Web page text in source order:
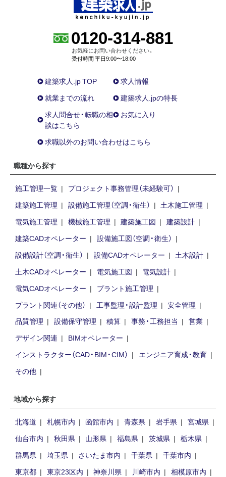
0120-314-881
お気軽にお問い合わせください。
受付時間 平日9:00〜18:00
建築求人.jp TOP
求人情報
就業までの流れ
建築求人.jpの特長
求人問合せ・転職の相
談はこちら
お気に入り
求職以外のお問い合わせはこちら
職種から探す
施工管理一覧
プロジェクト事務管理（未経験可）
建築施工管理
設備施工管理（空調・衛生）
土木施工管理
電気施工管理
機械施工管理 建築施工図
建築設計
建築CADオペレーター
設備施工図（空調・衛生）
設備設計（空調・衛生）
設備CADオペレーター
土木設計
土木CADオペレーター
電気施工図
電気設計
電気CADオペレーター
プラント施工管理
プラント関連（その他）
工事監理・設計監理
安全管理
品質管理
設備保守管理 積算 事務・工務担当
営業
デザイン関連
BIMオペレーター
インストラクター（CAD・BIM・CIM）
エンジニア育成・教育
その他
地域から探す
北海道 札幌市内 函館市内 青森県 岩手県
宮城県
仙台市内
秋田県 山形県 福島県 茨城県
栃木県
群馬県
埼玉県 さいたま市内 千葉県
千葉市内
東京都
東京23区内 神奈川県 川崎市内
相模原市内